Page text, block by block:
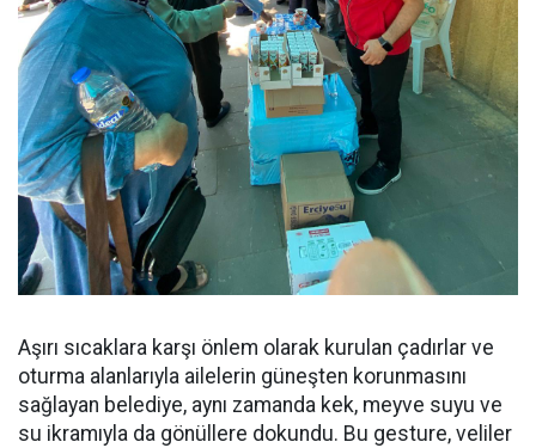
Aşırı sıcaklara karşı önlem olarak kurulan çadırlar ve
oturma alanlarıyla ailelerin güneşten korunmasını
sağlayan belediye, aynı zamanda kek, meyve suyu ve
su ikramıyla da gönüllere dokundu. Bu gesture, veliler